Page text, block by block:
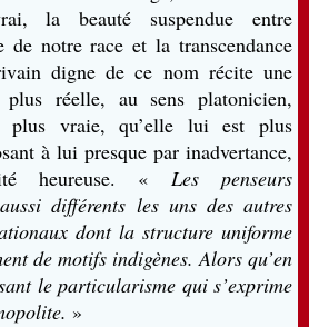
la beauté suspendue entre
de notre race et la transcendance
digne de ce nom récite une
plus réelle, au sens platonicien,
plus vraie, qu’elle lui est plus
à lui presque par inadvertance,
heureuse. « Les penseurs
différents les uns des autres
dont la structure uniforme
de motifs indigènes. Alors qu’en
le particularisme qui s’exprime
»